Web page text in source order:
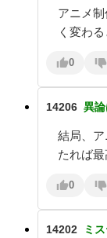
アニメ
く変わ
0
14206 異
結局、
たれば最
0
14202 ミ